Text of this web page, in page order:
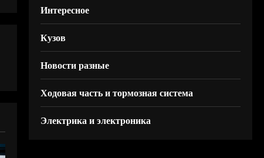
Интересное
Кузов
Новости разные
Ходовая часть и тормозная система
Электрика и электроника